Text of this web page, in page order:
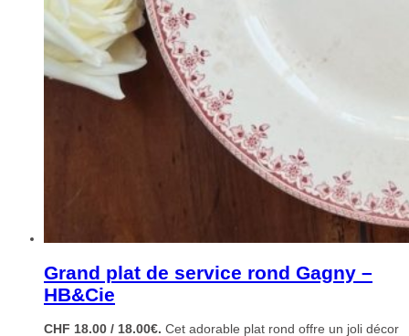
Grand plat de service rond Gagny –
HB&Cie
CHF 18.00 / 18.00€. Cet adorable plat rond offre un joli décor